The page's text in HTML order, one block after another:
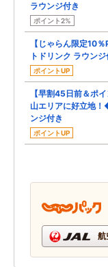
ラウンジ付き
ポイント2%
【じゃらん限定10
トドリンク ラウンジ
ポイントUP
【早割45日前＆ポ
山エリアに好立地
ンジ付き
ポイントUP
航